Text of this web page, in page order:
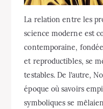
La relation entre les
science moderne est
contemporaine,
et reproductibles, se
testables. De l’autre,
époque où savoirs
symboliques se